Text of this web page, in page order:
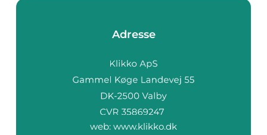
Adresse
web: www.klikko.dk